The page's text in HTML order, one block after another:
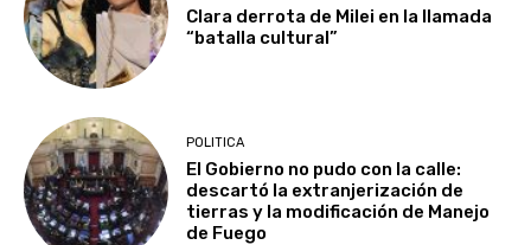
Clara derrota de Milei en la llamada
“batalla cultural”
POLITICA
El Gobierno no pudo con la calle:
descartó la extranjerización de
tierras y la modificación de Manejo
de Fuego